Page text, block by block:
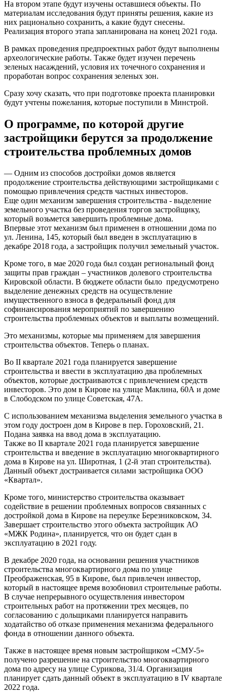
На втором этапе будут изучены оставшиеся объекты. По
материалам исследования будут приняты решения, какие из
них рационально сохранить, а какие будут снесены.
Реализация второго этапа запланирована на конец 2021 года.
В рамках проведения предпроектных работ будут выполнены
археологические работы. Также будет изучен перечень
зеленых насаждений, условия их точечного сохранения и
проработан вопрос сохранения зеленых зон.
Сразу хочу сказать, что при подготовке проекта планировки
будут учтены пожелания, которые поступили в Минстрой.
О программе, по которой другие
застройщики берутся за продолжение
строительства проблемных домов
— Одним из способов достройки домов является
продолжение строительства действующими застройщиками с
помощью привлечения средств частных инвесторов.
Еще один механизм завершения строительства - выделение
земельного участка без проведения торгов застройщику,
который возьмется завершить проблемные дома.
Впервые этот механизм был применен в отношении дома по
ул. Ленина, 145, который был введен в эксплуатацию в
декабре 2018 года, а застройщик получил земельный участок.
Кроме того, в мае 2020 года был создан региональный фонд
защиты прав граждан – участников долевого строительства
Кировской области. В бюджете области было предусмотрено
выделение денежных средств на осуществление
имущественного взноса в федеральный фонд для
софинансирования мероприятий по завершению
строительства проблемных объектов и выплаты возмещений.
Это механизмы, которые мы применяем для завершения
строительства объектов. Теперь о планах.
Во II квартале 2021 года планируется завершение
строительства и ввести в эксплуатацию два проблемных
объектов, которые достраиваются с привлечением средств
инвесторов. Это дом в Кирове на улице Маклина, 60А и доме
в Слободском по улице Советская, 47А.
С использованием механизма выделения земельного участка в
этом году достроен дом в Кирове в пер. Гороховский, 21.
Подана заявка на ввод дома в эксплуатацию.
Также во II квартале 2021 года планируется завершение
строительства и введение в эксплуатацию многоквартирного
дома в Кирове на ул. Широтная, 1 (2-й этап строительства).
Данный объект достраивается силами застройщика ООО
«Квартал».
Кроме того, министерство строительства оказывает
содействие в решении проблемных вопросов связанных с
достройкой дома в Кирове на переулке Березниковском, 34.
Завершает строительство этого объекта застройщик АО
«МЖК Родина», планируется, что он будет сдан в
эксплуатацию в 2021 году.
В декабре 2020 года, на основании решения участников
строительства многоквартирного дома по улице
Преображенская, 95 в Кирове, был привлечен инвестор,
который в настоящее время возобновил строительные работы.
В случае непрерывного осуществления инвестором
строительных работ на протяжении трех месяцев, по
согласованию с дольщиками планируется направить
ходатайство об отказе применения механизма федерального
фонда в отношении данного объекта.
Также в настоящее время новым застройщиком «СМУ-5»
получено разрешение на строительство многоквартирного
дома по адресу на улице Сурикова, 31/4. Организация
планирует сдать данный объект в эксплуатацию в IV квартале
2022 года.